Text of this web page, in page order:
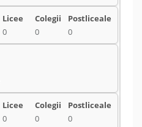
0 0 0
0 0 0